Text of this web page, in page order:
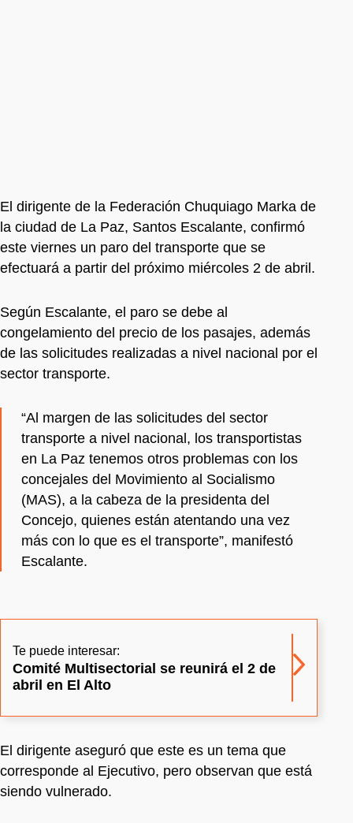
El dirigente de la Federación Chuquiago Marka de
la ciudad de La Paz, Santos Escalante, confirmó
este viernes un paro del transporte que se
efectuará a partir del próximo miércoles 2 de abril.
Según Escalante, el paro se debe al
congelamiento del precio de los pasajes, además
de las solicitudes realizadas a nivel nacional por el
sector transporte.
“Al margen de las solicitudes del sector
transporte a nivel nacional, los transportistas
en La Paz tenemos otros problemas con los
concejales del Movimiento al Socialismo
(MAS), a la cabeza de la presidenta del
Concejo, quienes están atentando una vez
más con lo que es el transporte”, manifestó
Escalante.
Te puede interesar:
Comité Multisectorial se reunirá el 2 de
abril en El Alto
El dirigente aseguró que este es un tema que
corresponde al Ejecutivo, pero observan que está
siendo vulnerado.